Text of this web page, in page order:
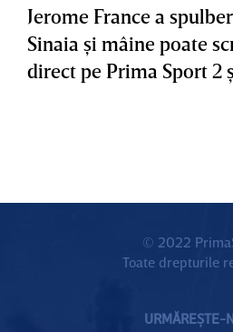
Jerome France a
Sinaia şi mâine poate
direct pe Prima Sport 2
© 2022
Toate drepturile
URMĂREȘTE-